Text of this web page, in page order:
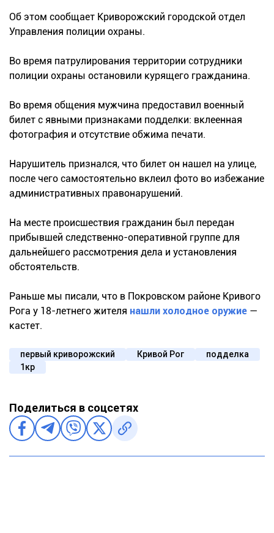
Об этом сообщает Криворожский городской отдел
Управления полиции охраны.
Во время патрулирования территории сотрудники
полиции охраны остановили курящего гражданина.
Во время общения мужчина предоставил военный
билет с явными признаками подделки: вклеенная
фотография и отсутствие обжима печати.
Нарушитель признался, что билет он нашел на улице,
после чего самостоятельно вклеил фото во избежание
административных правонарушений.
На месте происшествия гражданин был передан
прибывшей следственно-оперативной группе для
дальнейшего рассмотрения дела и установления
обстоятельств.
Раньше мы писали, что в Покровском районе Кривого
Рога у 18-летнего жителя нашли холодное оружие —
кастет.
первый криворожский Кривой Рог
подделка
1кр
Поделиться в соцсетях